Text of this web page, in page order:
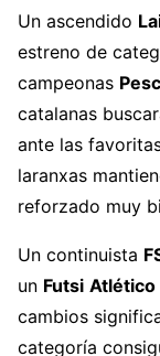
Un ascendido
estreno de
campeonas
catalanas
ante las
laranxas
reforzado muy
Un continuista
un Futsi Atlético
cambios
categoría